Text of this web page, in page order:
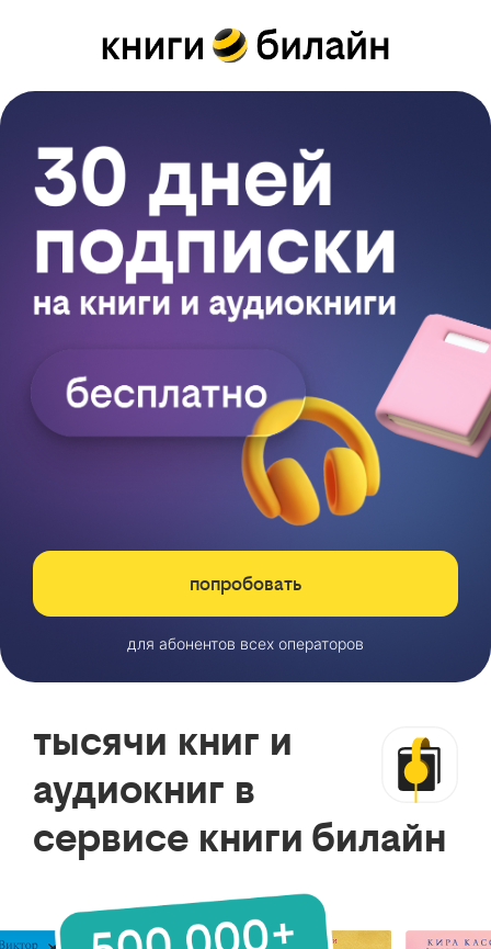
попробовать
для абонентов всех операторов
тысячи книг и
аудиокниг в
сервисе книги билайн